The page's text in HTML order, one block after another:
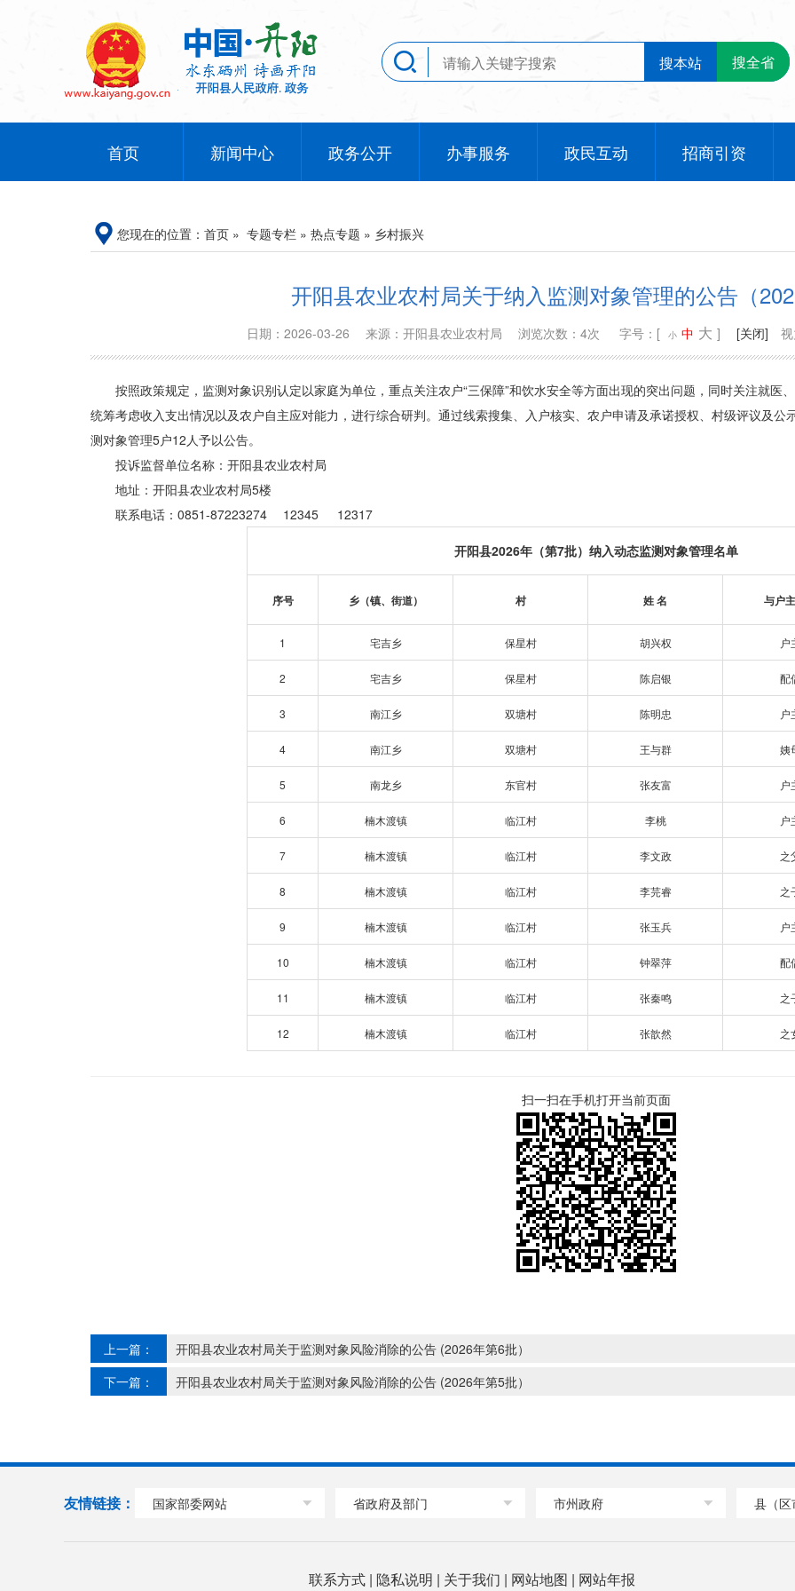
搜本站 搜全省
首页 新闻中心 政务公开 办事服务 政民互动 招商引资
您现在的位置： 首页 » 专题专栏 » 热点专题 » 乡村振兴
开阳县农业农村局关于纳入监测对象管理的公告（
日期：2026-03-26 来源：开阳县农业农村局 浏览次数：4次 字号：[ 小 中 大 ] [关闭]
按照政策规定，监测对象识别认定以家庭为单位，重点关注农户“三保障”和饮水安全等方面出现的突出问题，同时关注就医
统筹考虑收入支出情况以及农户自主应对能力，进行综合研判。通过线索搜集、入户核实、农户申请及承诺授权、村级评议及
测对象管理5户12人予以公告。
投诉监督单位名称：开阳县农业农村局
地址：开阳县农业农村局5楼
联系电话：0851-87223274 12345 12317
开阳县2026年（第7批）纳入动态监测对象管理名单
序号 乡（镇、街道） 村 姓 名 与户
1 宅吉乡 保星村 胡兴权 户
2 宅吉乡 保星村 陈启银 配
3 南江乡 双塘村 陈明忠 户
4 南江乡 双塘村 王与群 姨
5 南龙乡 东官村 张友富 户
6 楠木渡镇 临江村 李桃 户
7 楠木渡镇 临江村 李文政 之
8 楠木渡镇 临江村 李芫睿 之
9 楠木渡镇 临江村 张玉兵 户
10 楠木渡镇 临江村 钟翠萍 配
11 楠木渡镇 临江村 张秦鸣 之
12 楠木渡镇 临江村 张歆然 之
扫一扫在手机打开当前页面
上一篇：
开阳县农业农村局关于监测对象风险消除的公告 (2026年第6批）
下一篇：
开阳县农业农村局关于监测对象风险消除的公告 (2026年第5批）
友情链接： 国家部委网站 省政府及部门 市州政府 县（
联系方式 | 隐私说明 | 关于我们 | 网站地图 | 网站年报